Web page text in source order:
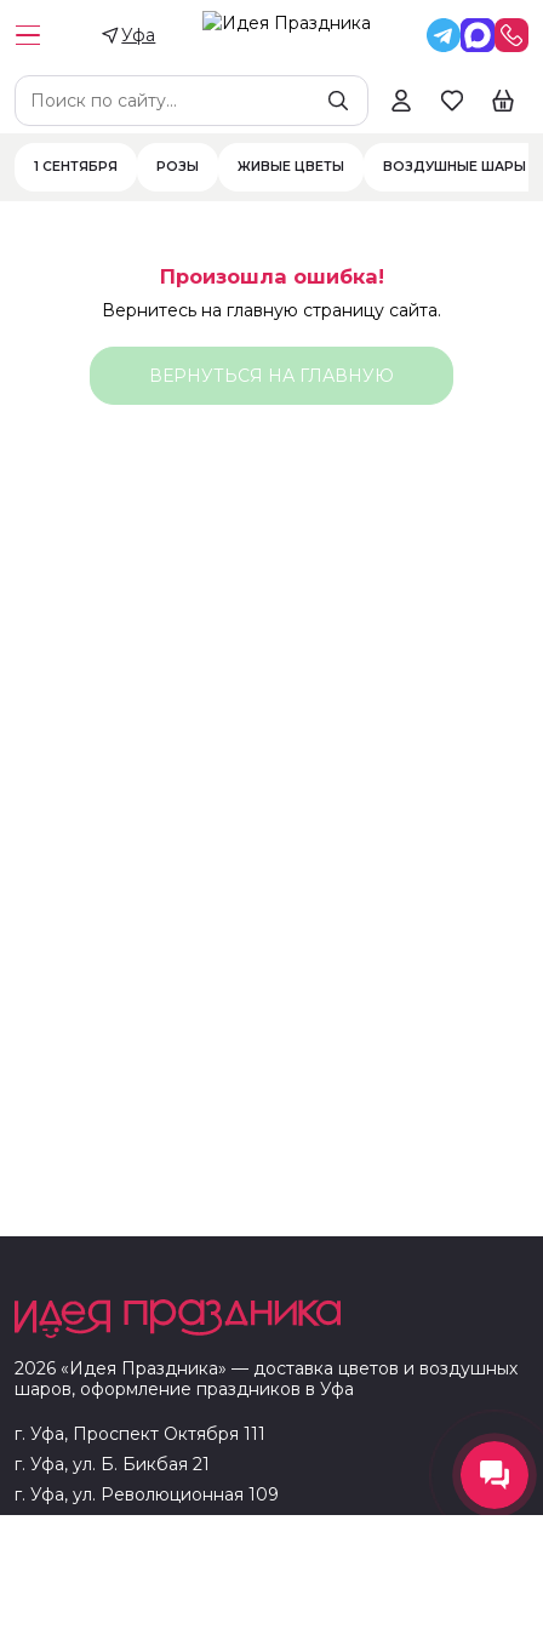
Уфа
1 СЕНТЯБРЯ РОЗЫ ЖИВЫЕ ЦВЕТЫ ВОЗДУШНЫЕ ШАРЫ
Произошла ошибка!
Вернитесь на главную страницу сайта.
ВЕРНУТЬСЯ НА ГЛАВНУЮ
2026 «Идея Праздника» — доставка цветов и воздушных
шаров, оформление праздников в Уфа
г. Уфа, Проспект Октября 111
г. Уфа, ул. Б. Бикбая 21
г. Уфа, ул. Революционная 109